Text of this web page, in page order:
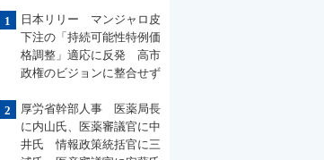
1
日本リリー マンジャロ皮
下注の「持続可能性特例価
格調整」適応に反発 高市
政権のビジョンに整合せず
2
厚労省幹部人事 医薬局長
に内山氏、医薬審議官に中
井氏 情報政策統括官に三